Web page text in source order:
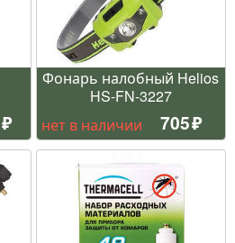
Фонарь налобный Helios
HS-FN-3227
нет в наличии
705